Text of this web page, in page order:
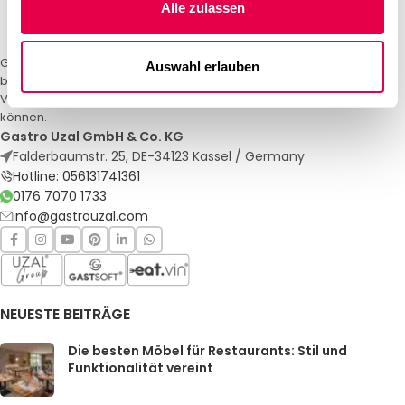
Alle zulassen
Auswahl erlauben
Gastro Uzal – Ihr Spezialist für Gastronomiemöbel und -textilien. Wir
bieten maßgeschneiderte Lösungen für Restaurants, Hotels und
Veranstaltungen. Qualität und Service, auf die Sie sich verlassen
können.
Gastro Uzal GmbH & Co. KG
Falderbaumstr. 25, DE-34123 Kassel / Germany
Hotline: 056131741361
0176 7070 1733
info@gastrouzal.com
NEUESTE BEITRÄGE
Die besten Möbel für Restaurants: Stil und
Funktionalität vereint